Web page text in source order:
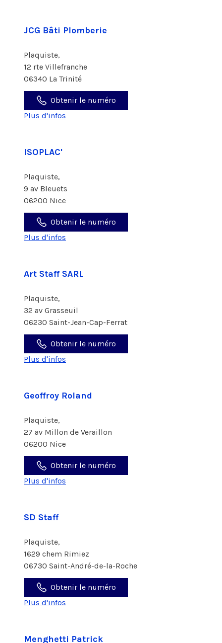
JCG Bâti Plomberie
Plaquiste,
12 rte Villefranche
06340 La Trinité
Obtenir le numéro
Plus d'infos
ISOPLAC'
Plaquiste,
9 av Bleuets
06200 Nice
Obtenir le numéro
Plus d'infos
Art Staff SARL
Plaquiste,
32 av Grasseuil
06230 Saint-Jean-Cap-Ferrat
Obtenir le numéro
Plus d'infos
Geoffroy Roland
Plaquiste,
27 av Millon de Veraillon
06200 Nice
Obtenir le numéro
Plus d'infos
SD Staff
Plaquiste,
1629 chem Rimiez
06730 Saint-André-de-la-Roche
Obtenir le numéro
Plus d'infos
Menghetti Patrick